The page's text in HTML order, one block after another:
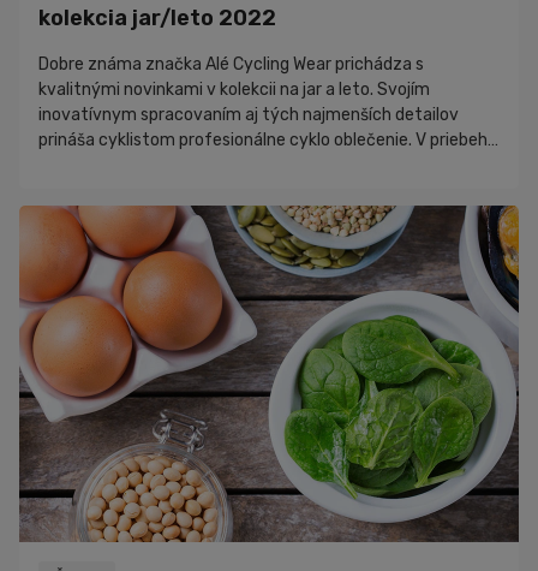
kolekcia jar/leto 2022
Dobre známa značka Alé Cycling Wear prichádza s
kvalitnými novinkami v kolekcii na jar a leto. Svojím
inovatívnym spracovaním aj tých najmenších detailov
prináša cyklistom profesionálne cyklo oblečenie. V priebehu
Tohtoročná kolekcia vstúpila na trh s celosvetovo
obľúbeným fluorescenčným dizajnom. Čo sa v článku
dočítaš: